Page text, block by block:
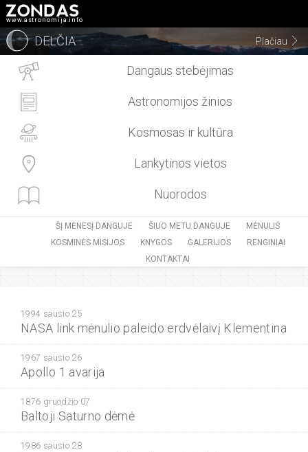
www.astronomija.info
DELČIA Plačiau
Dangaus stebėjimas
Astronomijos žinios
Kosmosas ir kultūra
Lankytinos vietos
Nuorodos
ŠĮ MĖNESĮ DANGUJE ŠIUO METU DANGUJE
MĖNULIS
KOSMINĖS MISIJOS
KNYGOS GALERIJOS
RENGINIAI
KONTAKTAI
1994 sausio 25
NASA link mėnulio paleido erdvėlaivį Klementina
1967 sausio 26
Apollo 1 avarija
1876 gruodžio 07
Baltoji Saturno dėmė
1986 sausio 28